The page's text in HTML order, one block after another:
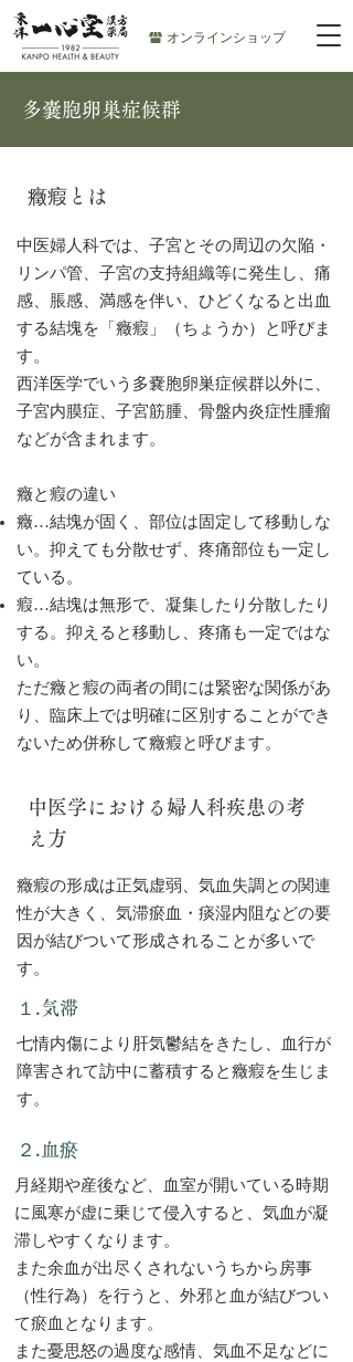
オンラインショップ
多嚢胞卵巣症候群
癥瘕とは
中医婦人科では、子宮とその周辺の欠陥・
リンパ管、子宮の支持組織等に発生し、痛
感、脹感、満感を伴い、ひどくなると出血
する結塊を「癥瘕」（ちょうか）と呼びま
す。
西洋医学でいう多嚢胞卵巣症候群以外に、
子宮内膜症、子宮筋腫、骨盤内炎症性腫瘤
などが含まれます。
癥と瘕の違い
癥…結塊が固く、部位は固定して移動しな
い。抑えても分散せず、疼痛部位も一定し
ている。
瘕…結塊は無形で、凝集したり分散したり
する。抑えると移動し、疼痛も一定ではな
い。
ただ癥と瘕の両者の間には緊密な関係があ
り、臨床上では明確に区別することができ
ないため併称して癥瘕と呼びます。
中医学における婦人科疾患の考
え方
癥瘕の形成は正気虚弱、気血失調との関連
性が大きく、気滞瘀血・痰湿内阻などの要
因が結びついて形成されることが多いで
す。
１.気滞
七情内傷により肝気鬱結をきたし、血行が
障害されて訪中に蓄積すると癥瘕を生じま
す。
２.血瘀
月経期や産後など、血室が開いている時期
に風寒が虚に乗じて侵入すると、気血が凝
滞しやすくなります。
また余血が出尽くされないうちから房事
（性行為）を行うと、外邪と血が結びつい
て瘀血となります。
また憂思怒の過度な感情、気血不足などに